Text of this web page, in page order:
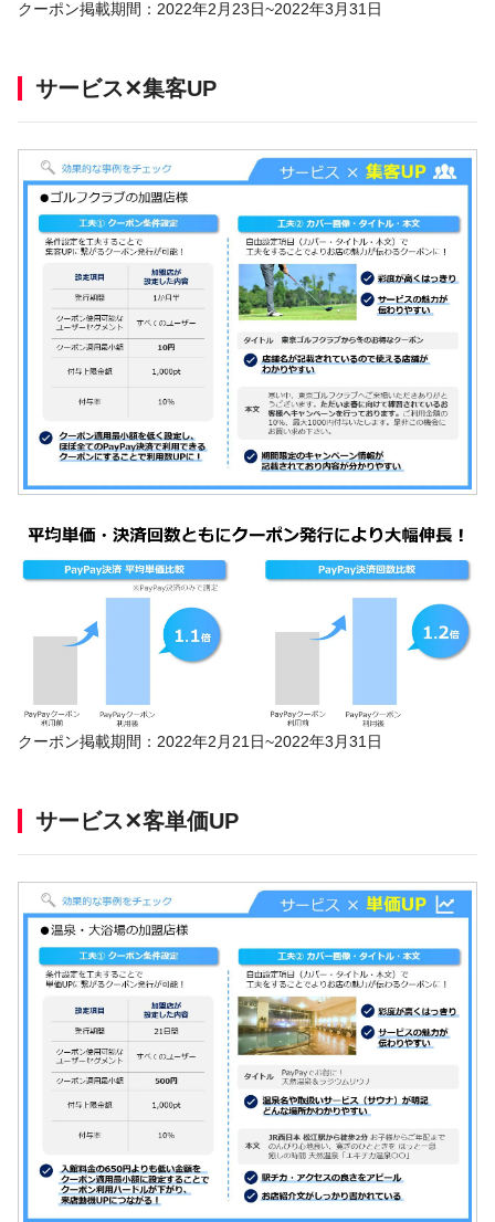
クーポン掲載期間：2022年2月23日~2022年3月31日
サービス✕集客UP
クーポン掲載期間：2022年2月21日~2022年3月31日
サービス✕客単価UP